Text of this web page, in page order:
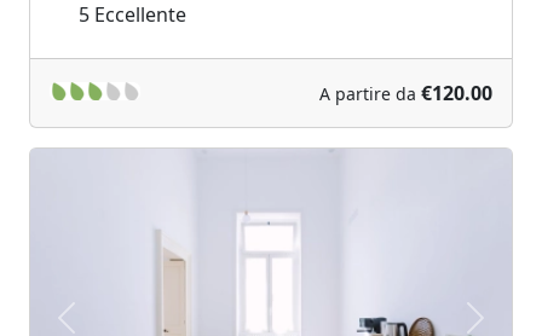
5 Eccellente
A partire da €120.00
Previous Next